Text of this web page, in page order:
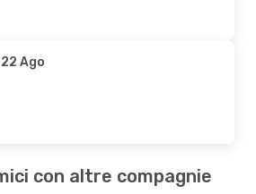
Ago
con altre compagnie